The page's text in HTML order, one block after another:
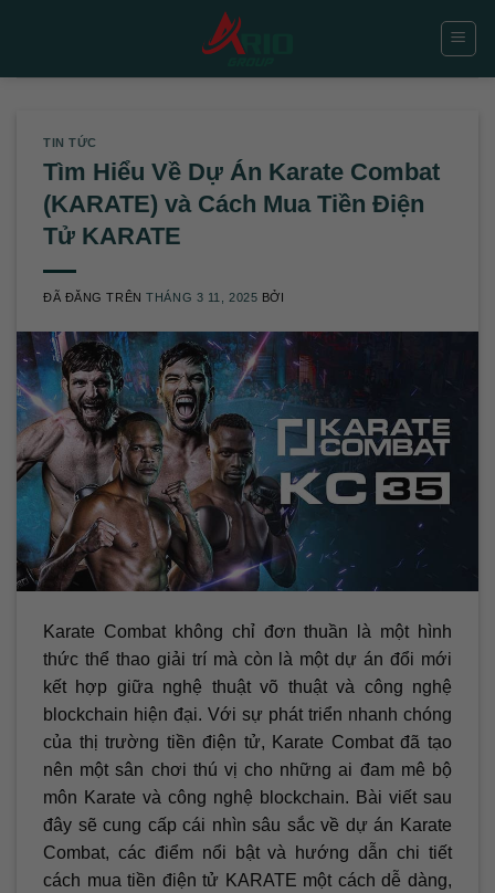
TIN TỨC
Tìm Hiểu Về Dự Án Karate Combat
(KARATE) và Cách Mua Tiền Điện
Tử KARATE
ĐÃ ĐĂNG TRÊNTHÁNG 3 11, 2025 BỞI
Karate Combat không chỉ đơn thuần là một hình
thức thể thao giải trí mà còn là một dự án đổi mới
kết hợp giữa nghệ thuật võ thuật và công nghệ
blockchain hiện đại. Với sự phát triển nhanh chóng
của thị trường tiền điện tử, Karate Combat đã tạo
nên một sân chơi thú vị cho những ai đam mê bộ
môn Karate và công nghệ blockchain. Bài viết sau
đây sẽ cung cấp cái nhìn sâu sắc về dự án Karate
Combat, các điểm nổi bật và hướng dẫn chi tiết
cách mua tiền điện tử KARATE một cách dễ dàng,